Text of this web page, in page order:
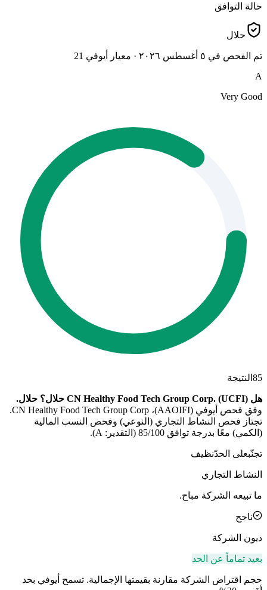
حالة التوافق
حلال
تم الفحص في ٥ أغسطس ٢٠٢٦ · معيار أيوفي 21
A
Very Good
85 النتيجة
هل CN Healthy Food Tech Group Corp. (UCFI) حلال؟ حلال.
وفق فحص أيوفي (AAOIFI)، CN Healthy Food Tech Group Corp.
تجتاز فحص النشاط التجاري (النوعي) وفحص النسب المالية
(الكمي) معًا بدرجة توافق 85/100 (التقدير: A).
تجنّبعلى الحدّنظيف
النشاط التجاري
ما تبيعه الشركة مباح.
ناجح
ديون الشركة
بعيد تماماً عن الحد
حجم اقتراض الشركة مقارنة بقيمتها الإجمالية. تسمح أيوفي بحد